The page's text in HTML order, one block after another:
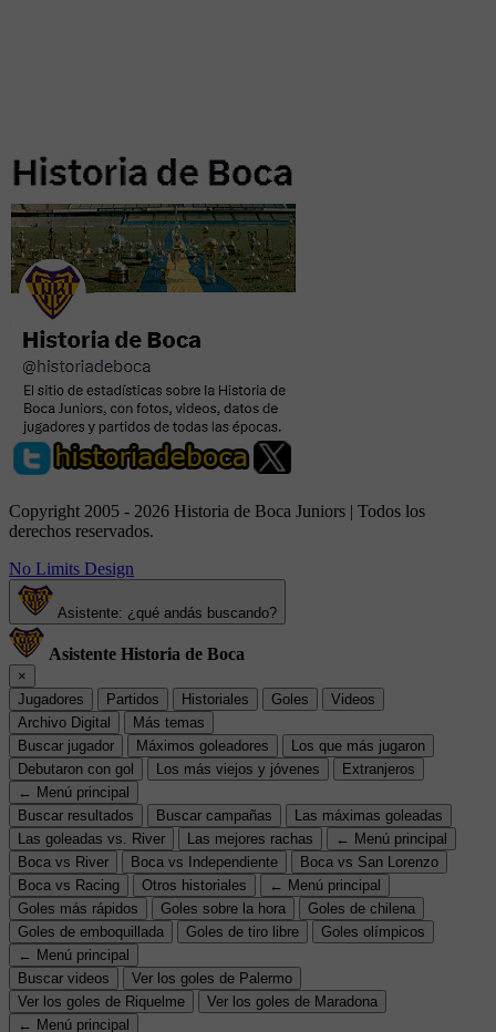
Copyright 2005 - 2026 Historia de Boca Juniors | Todos los
derechos reservados.
No Limits Design
Asistente: ¿qué andás buscando?
Asistente Historia de Boca
×
Jugadores
Partidos Historiales Goles
Videos
Archivo Digital
Más temas
Buscar jugador
Máximos goleadores
Los que más jugaron
Debutaron con gol
Los más viejos y jóvenes
Extranjeros
← Menú principal
Buscar resultados
Buscar campañas
Las máximas goleadas
Las goleadas vs. River
Las mejores rachas
← Menú principal
Boca vs River
Boca vs Independiente
Boca vs San Lorenzo
Boca vs Racing
Otros historiales
← Menú principal
Goles más rápidos
Goles sobre la hora
Goles de chilena
Goles de emboquillada
Goles de tiro libre
Goles olímpicos
← Menú principal
Buscar videos
Ver los goles de Palermo
Ver los goles de Riquelme
Ver los goles de Maradona
← Menú principal